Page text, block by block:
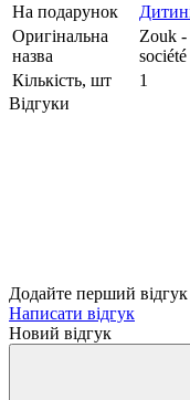
На подарунок
Оригінальна
назва
Zouk -
société
Кількість, шт
1
Відгуки
Додайте перший відгук
Написати відгук
Новий відгук